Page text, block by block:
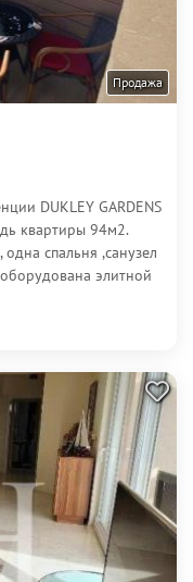
Продажа
DUKLEY GARDENS
квартиры 94м2.
спальня ,санузел
элитной